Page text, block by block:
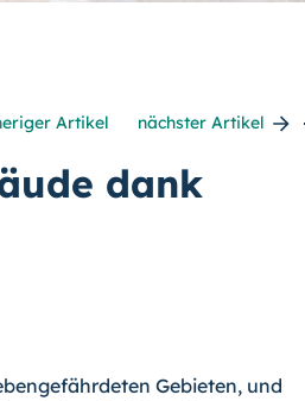
Artikel nächster Artikel
dank
Gebieten, und